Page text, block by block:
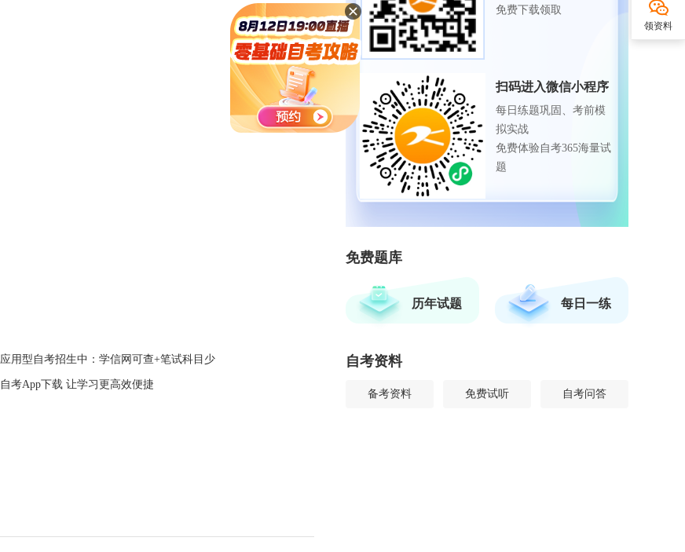
应用型自考招生中：学信网可查+笔试科目少
自考App下载 让学习更高效便捷
免费下载领取
扫码进入微信小程序
每日练题巩固、考前模
拟实战
免费体验自考365海量试
题
免费题库
历年试题 每日一练
自考资料
备考资料 免费试听 自考问答
领资料